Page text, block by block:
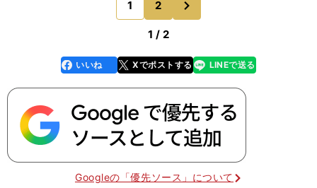
教えで、過去や
1 2
1 / 2
faceboo
k
いいね Xでポストする
line LINEで送る
Googleの「優先ソース」について